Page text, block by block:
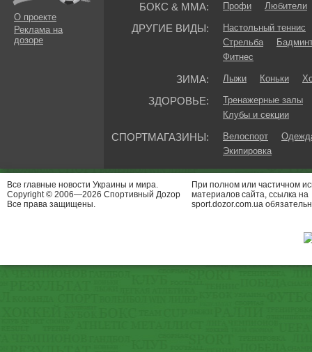
О проекте
Реклама на
дозоре
БОКС & ММА: Профи Любители
ДРУГИЕ ВИДЫ:
Настольный теннис
Стрельба
Фитнес
ЗИМА: Лыжи Коньки
ЗДОРОВЬЕ:
Тренажерные залы
Клубы и секции
СПОРТМАГАЗИНЫ: Велоспорт
Экипировка
Все главные новости Украины и мира.
Copyright © 2006—2026 Спортивный Доzор
Все права защищены.
При полном или частичном
материалов сайта, ссылка на
sport.dozor.com.ua